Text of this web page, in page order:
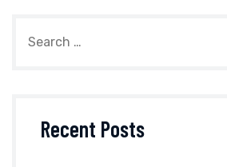
Recent Posts